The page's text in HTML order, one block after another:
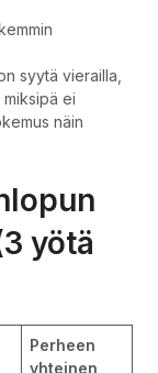
syytä vierailla,
ei
näin
yötä
Perheen
yhteinen